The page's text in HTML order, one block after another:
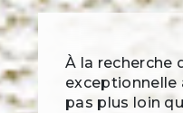
À la recherche
exceptionnelle
pas plus loin